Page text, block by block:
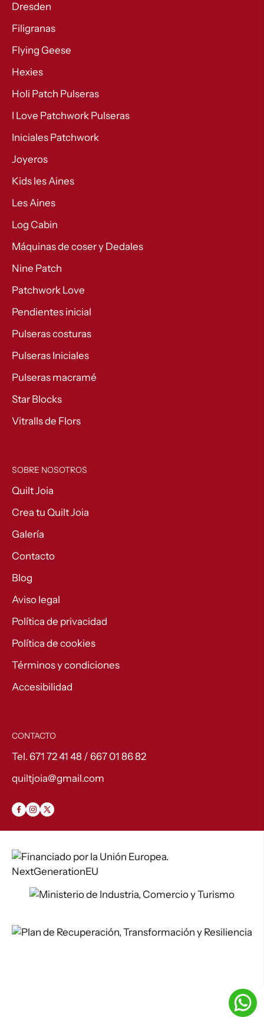
Dresden
Filigranas
Flying Geese
Hexies
Holi Patch Pulseras
I Love Patchwork Pulseras
Iniciales Patchwork
Joyeros
Kids les Aines
Les Aines
Log Cabin
Máquinas de coser y Dedales
Nine Patch
Patchwork Love
Pendientes inicial
Pulseras costuras
Pulseras Iniciales
Pulseras macramé
Star Blocks
Vitralls de Flors
SOBRE NOSOTROS
Quilt Joia
Crea tu Quilt Joia
Galería
Contacto
Blog
Aviso legal
Política de privacidad
Política de cookies
Términos y condiciones
Accesibilidad
CONTACTO
Tel. 671 72 41 48 / 667 01 86 82
quiltjoia@gmail.com